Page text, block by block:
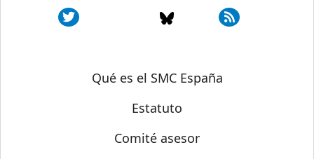
Sobre SMC España
Qué es el SMC España
Estatuto
Comité asesor